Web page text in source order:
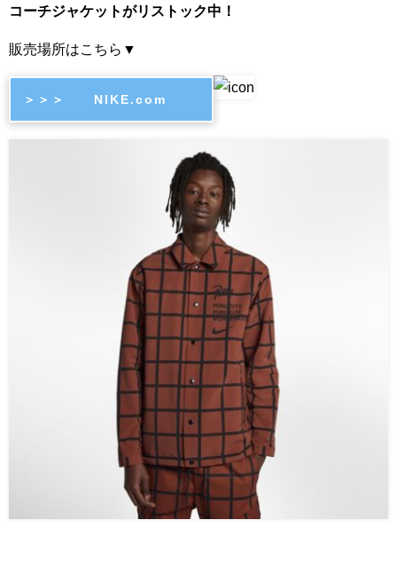
コーチジャケットがリストック中！
販売場所はこちら▼
＞＞＞ NIKE.com